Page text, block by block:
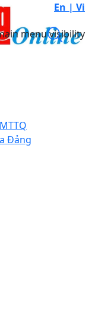
En | Vi
menu visibility
Đảng